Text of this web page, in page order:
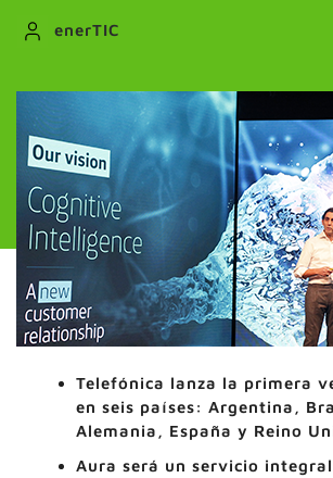
enerTIC
Telefónica lanza la primera
en seis países: Argentina,
Alemania, España y Reino
Aura será un servicio